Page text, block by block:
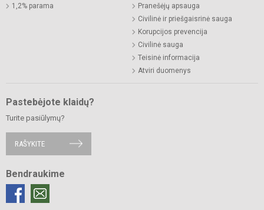
1,2% parama
Pranešėjų apsauga
Civilinė ir priešgaisrinė sauga
Korupcijos prevencija
Civilinė sauga
Teisinė informacija
Atviri duomenys
Pastebėjote klaidų?
Turite pasiūlymų?
RAŠYKITE
Bendraukime